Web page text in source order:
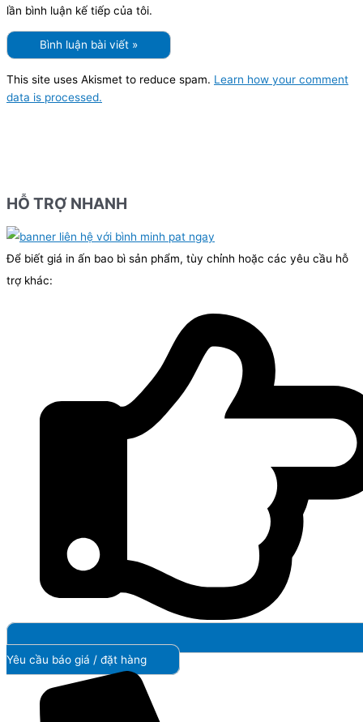
lần bình luận kế tiếp của tôi.
This site uses Akismet to reduce spam. Learn how your comment
data is processed.
HỖ TRỢ NHANH
Để biết giá in ấn bao bì sản phẩm, tùy chỉnh hoặc các yêu cầu hỗ
trợ khác:
Yêu cầu báo giá / đặt hàng